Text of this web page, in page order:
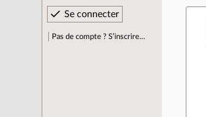
Pas de compte ? S’inscrire…